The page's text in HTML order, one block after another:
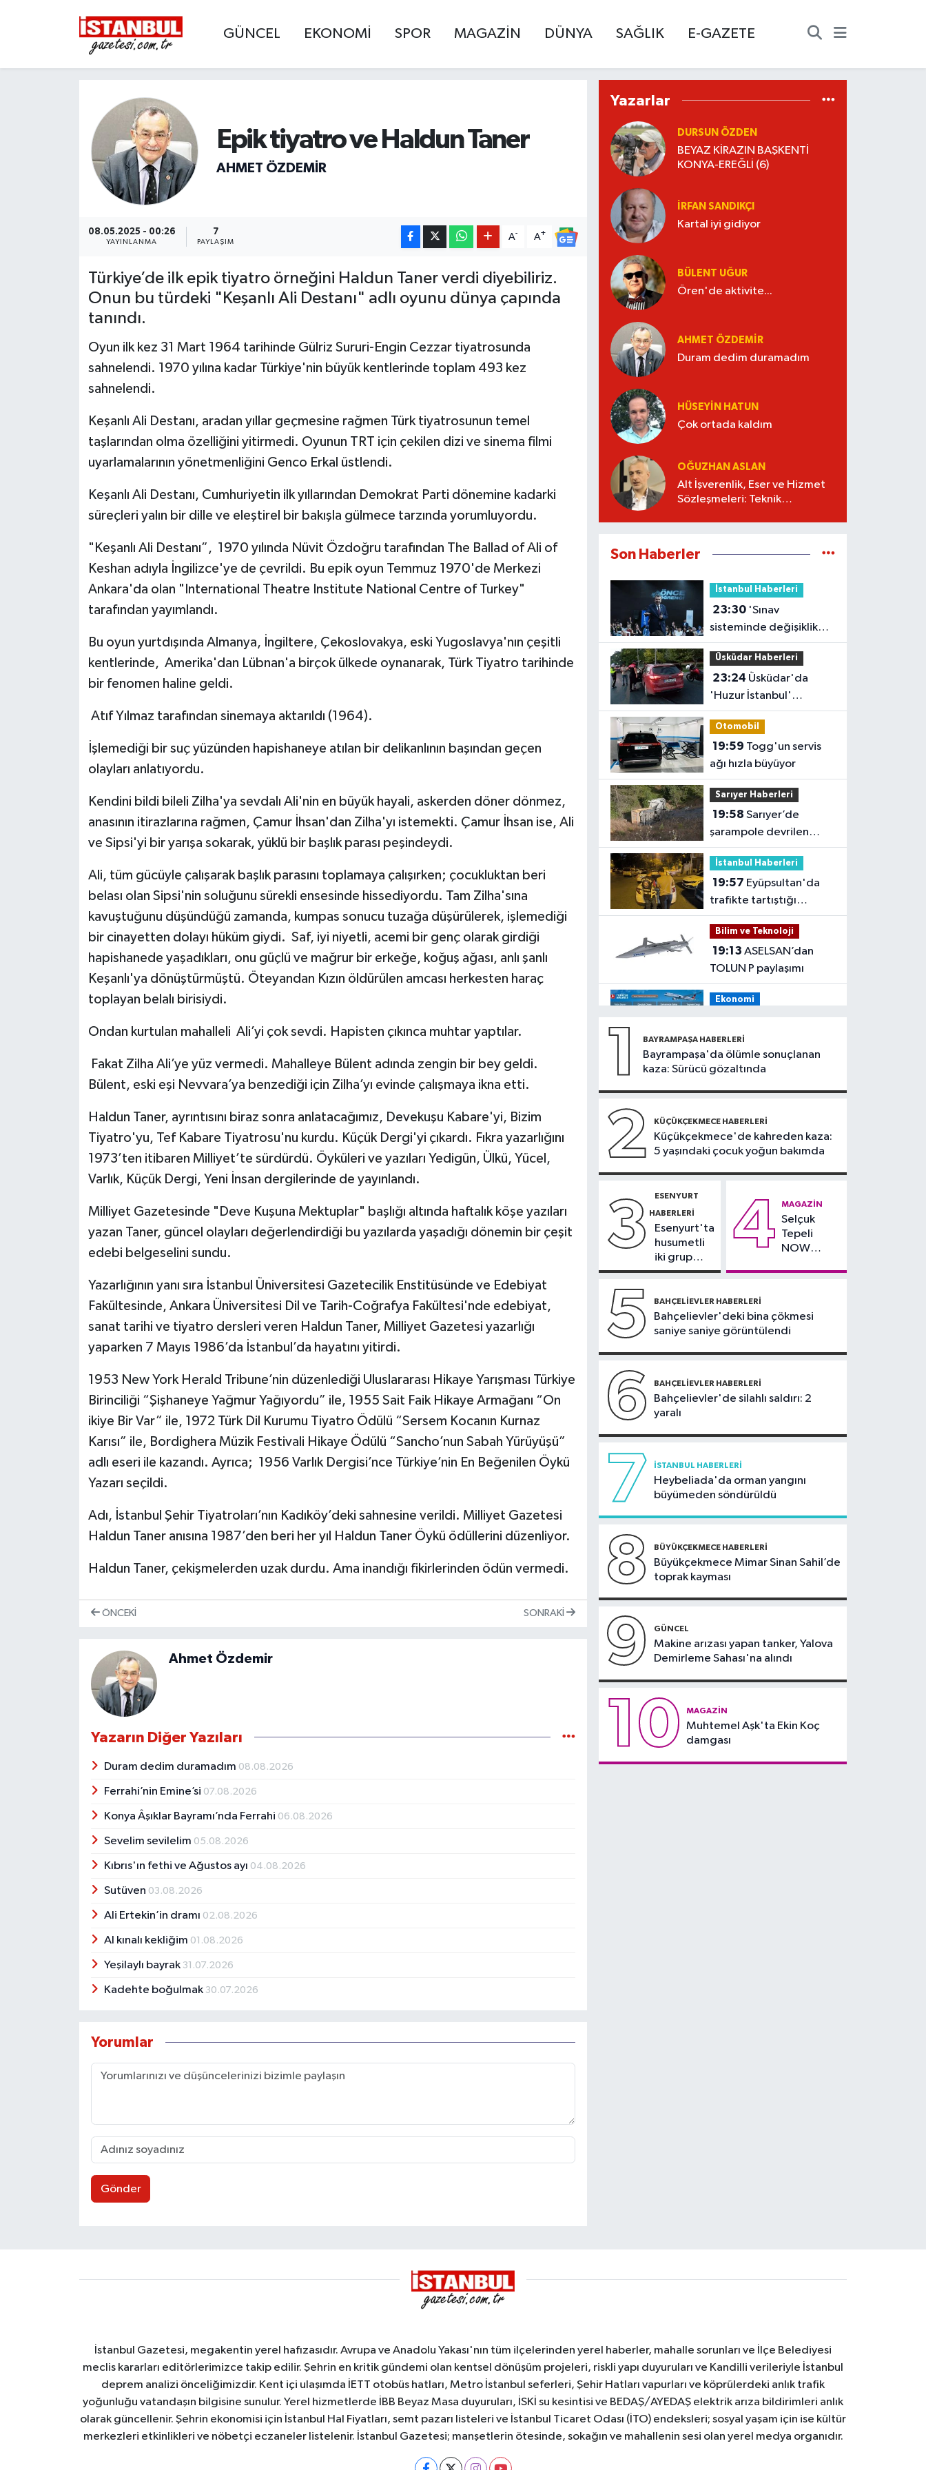
GÜNCEL EKONOMİ SPOR MAGAZİN DÜNYA SAĞLIK E-GAZETE
Epik tiyatro ve Haldun Taner
AHMET ÖZDEMIR
08.05.2025 - 00:26
YAYINLANMA
7
PAYLAŞIM
A- A+
Türkiye’de ilk epik tiyatro örneğini Haldun Taner verdi diyebiliriz.
Onun bu türdeki "Keşanlı Ali Destanı" adlı oyunu dünya çapında
tanındı.
Oyun ilk kez 31 Mart 1964 tarihinde Gülriz Sururi-Engin Cezzar tiyatrosunda
sahnelendi. 1970 yılına kadar Türkiye'nin büyük kentlerinde toplam 493 kez
sahnelendi.
Keşanlı Ali Destanı, aradan yıllar geçmesine rağmen Türk tiyatrosunun temel
taşlarından olma özelliğini yitirmedi. Oyunun TRT için çekilen dizi ve sinema filmi
uyarlamalarının yönetmenliğini Genco Erkal üstlendi.
Keşanlı Ali Destanı, Cumhuriyetin ilk yıllarından Demokrat Parti dönemine kadarki
süreçleri yalın bir dille ve eleştirel bir bakışla gülmece tarzında yorumluyordu.
"Keşanlı Ali Destanı”, 1970 yılında Nüvit Özdoğru tarafından The Ballad of Ali of
Keshan adıyla İngilizce'ye de çevrildi. Bu epik oyun Temmuz 1970'de Merkezi
Ankara'da olan "International Theatre Institute National Centre of Turkey"
tarafından yayımlandı.
Bu oyun yurtdışında Almanya, İngiltere, Çekoslovakya, eski Yugoslavya'nın çeşitli
kentlerinde, Amerika'dan Lübnan'a birçok ülkede oynanarak, Türk Tiyatro tarihinde
bir fenomen haline geldi.
Atıf Yılmaz tarafından sinemaya aktarıldı (1964).
İşlemediği bir suç yüzünden hapishaneye atılan bir delikanlının başından geçen
olayları anlatıyordu.
Kendini bildi bileli Zilha'ya sevdalı Ali'nin en büyük hayali, askerden döner dönmez,
anasının itirazlarına rağmen, Çamur İhsan'dan Zilha'yı istemekti. Çamur İhsan ise, Ali
ve Sipsi'yi bir yarışa sokarak, yüklü bir başlık parası peşindeydi.
Ali, tüm gücüyle çalışarak başlık parasını toplamaya çalışırken; çocukluktan beri
belası olan Sipsi'nin soluğunu sürekli ensesinde hissediyordu. Tam Zilha'sına
kavuştuğunu düşündüğü zamanda, kumpas sonucu tuzağa düşürülerek, işlemediği
bir cinayetten dolayı hüküm giydi. Saf, iyi niyetli, acemi bir genç olarak girdiği
hapishanede yaşadıkları, onu güçlü ve mağrur bir erkeğe, koğuş ağası, anlı şanlı
Keşanlı'ya dönüştürmüştü. Öteyandan Kızın öldürülen amcası herkesten haraç
toplayan belalı birisiydi.
Ondan kurtulan mahalleli Ali’yi çok sevdi. Hapisten çıkınca muhtar yaptılar.
Fakat Zilha Ali’ye yüz vermedi. Mahalleye Bülent adında zengin bir bey geldi.
Bülent, eski eşi Nevvara’ya benzediği için Zilha’yı evinde çalışmaya ikna etti.
Haldun Taner, ayrıntısını biraz sonra anlatacağımız, Devekuşu Kabare'yi, Bizim
Tiyatro'yu, Tef Kabare Tiyatrosu'nu kurdu. Küçük Dergi'yi çıkardı. Fıkra yazarlığını
1973’ten itibaren Milliyet’te sürdürdü. Öyküleri ve yazıları Yedigün, Ülkü, Yücel,
Varlık, Küçük Dergi, Yeni İnsan dergilerinde de yayınlandı.
Milliyet Gazetesinde "Deve Kuşuna Mektuplar" başlığı altında haftalık köşe yazıları
yazan Taner, güncel olayları değerlendirdiği bu yazılarda yaşadığı dönemin bir çeşit
edebi belgeselini sundu.
Yazarlığının yanı sıra İstanbul Üniversitesi Gazetecilik Enstitüsünde ve Edebiyat
Fakültesinde, Ankara Üniversitesi Dil ve Tarih-Coğrafya Fakültesi'nde edebiyat,
sanat tarihi ve tiyatro dersleri veren Haldun Taner, Milliyet Gazetesi yazarlığı
yaparken 7 Mayıs 1986’da İstanbul’da hayatını yitirdi.
1953 New York Herald Tribune’nin düzenlediği Uluslararası Hikaye Yarışması Türkiye
Birinciliği “Şişhaneye Yağmur Yağıyordu” ile, 1955 Sait Faik Hikaye Armağanı “On
ikiye Bir Var” ile, 1972 Türk Dil Kurumu Tiyatro Ödülü “Sersem Kocanın Kurnaz
Karısı” ile, Bordighera Müzik Festivali Hikaye Ödülü “Sancho’nun Sabah Yürüyüşü”
adlı eseri ile kazandı. Ayrıca; 1956 Varlık Dergisi’nce Türkiye’nin En Beğenilen Öykü
Yazarı seçildi.
Adı, İstanbul Şehir Tiyatroları’nın Kadıköy’deki sahnesine verildi. Milliyet Gazetesi
Haldun Taner anısına 1987’den beri her yıl Haldun Taner Öykü ödüllerini düzenliyor.
Haldun Taner, çekişmelerden uzak durdu. Ama inandığı fikirlerinden ödün vermedi.
ÖNCEKI SONRAKI
Ahmet Özdemir
Yazarın Diğer Yazıları
Duram dedim duramadım 08.08.2026
Ferrahi’nin Emine’si 07.08.2026
Konya Âşıklar Bayramı’nda Ferrahi 06.08.2026
Sevelim sevilelim 05.08.2026
Kıbrıs'ın fethi ve Ağustos ayı 04.08.2026
Sutüven 03.08.2026
Ali Ertekin’in dramı 02.08.2026
Al kınalı kekliğim 01.08.2026
Yeşilaylı bayrak 31.07.2026
Kadehte boğulmak 30.07.2026
Yorumlar
Gönder
Yazarlar
DURSUN ÖZDEN
BEYAZ KİRAZIN BAŞKENTİ
KONYA-EREĞLİ (6)
İRFAN SANDIKÇI
Kartal iyi gidiyor
BÜLENT UĞUR
Ören'de aktivite...
AHMET ÖZDEMIR
Duram dedim duramadım
HÜSEYIN HATUN
Çok ortada kaldım
OĞUZHAN ASLAN
Alt İşverenlik, Eser ve Hizmet
Sözleşmeleri: Teknik
Son Haberler
İstanbul Haberleri
23:30'Sınav
sisteminde değişiklik
yok ama sorular
müfredata uygun hale
gelecek'
Üsküdar Haberleri
23:24
'Huzur İstanbul'
denetimi
Otomobil
19:59
ağı hızla büyüyor
Sarıyer Haberleri
19:58
şarampole devrilen
hafriyat kamyonunun
şoförü yaralandı
İstanbul Haberleri
19:57
trafikte tartıştığı
sürücünün önünü kesip
tehdit eden saldırgana
180 bin lira ceza
Bilim ve Teknoloji
19:13
TOLUN P paylaşımı
Ekonomi
ayında 9,5 milyon yolcu
taşıdı
Bilim ve Teknoloji
nesil uydulara taşınıyor
Otomobil
19:03Motosiklet
deneyimi denize
19:00'Çerçeve yasa'
teklifi komisyonda
1 BAYRAMPAŞA HABERLERI
Bayrampaşa'da ölümle sonuçlanan
kaza: Sürücü gözaltında
2 KÜÇÜKÇEKMECE HABERLERI
Küçükçekmece'de kahreden kaza:
5 yaşındaki çocuk yoğun bakımda
3 ESENYURT
HABERLERI
Esenyurt'ta
husumetli
iki grup
arasında
kavga
4 MAGAZIN
Selçuk
Tepeli
NOW
5 BAHÇELIEVLER HABERLERI
Bahçelievler'deki bina çökmesi
saniye saniye görüntülendi
6 BAHÇELIEVLER HABERLERI
Bahçelievler'de silahlı saldırı: 2
yaralı
7 İSTANBUL HABERLERI
Heybeliada'da orman yangını
büyümeden söndürüldü
8 BÜYÜKÇEKMECE HABERLERI
Büyükçekmece Mimar Sinan Sahil’de
toprak kayması
9 GÜNCEL
Makine arızası yapan tanker, Yalova
Demirleme Sahası'na alındı
10 MAGAZIN
Muhtemel Aşk'ta Ekin Koç
damgası
İstanbul Gazetesi, megakentin yerel hafızasıdır. Avrupa ve Anadolu Yakası'nın tüm ilçelerinden yerel haberler, mahalle sorunları ve İlçe Belediyesi
meclis kararları editörlerimizce takip edilir. Şehrin en kritik gündemi olan kentsel dönüşüm projeleri, riskli yapı duyuruları ve Kandilli verileriyle İstanbul
deprem analizi önceliğimizdir. Kent içi ulaşımda İETT otobüs hatları, Metro İstanbul seferleri, Şehir Hatları vapurları ve köprülerdeki anlık trafik
yoğunluğu vatandaşın bilgisine sunulur. Yerel hizmetlerde İBB Beyaz Masa duyuruları, İSKİ su kesintisi ve BEDAŞ/AYEDAŞ elektrik arıza bildirimleri anlık
olarak güncellenir. Şehrin ekonomisi için İstanbul Hal Fiyatları, semt pazarı listeleri ve İstanbul Ticaret Odası (İTO) endeksleri; sosyal yaşam için ise kültür
merkezleri etkinlikleri ve nöbetçi eczaneler listelenir. İstanbul Gazetesi; manşetlerin ötesinde, sokağın ve mahallenin sesi olan yerel medya organıdır.
MAGAZİN
OTOMOBİL
Nöbetçi Eczaneler
Trafik Durumu
Süper Lig Puan Durumu ve Fikstür
Tüm Manşetler
Son Dakika Haberleri